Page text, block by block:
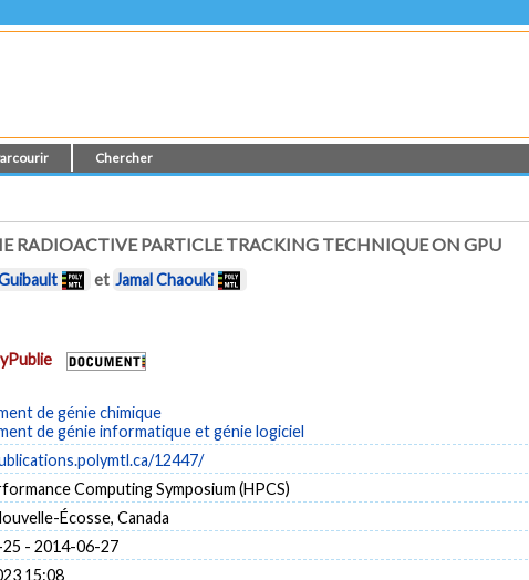
Chercher
RADIOACTIVE PARTICLE TRACKING TECHNIQUE ON GPU
et Jamal Chaouki
de génie chimique
de génie informatique et génie logiciel
12447/
Computing Symposium (HPCS)
Écosse, Canada
- 2014-06-27
15:08